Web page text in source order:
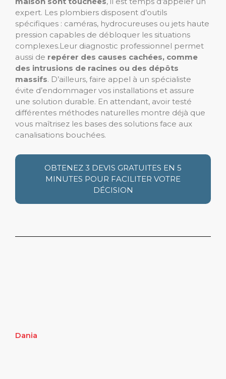
expert. Les plombiers disposent d’outils
spécifiques : caméras, hydrocureuses ou jets haute
pression capables de débloquer les situations
complexes.Leur diagnostic professionnel permet
aussi de repérer des causes cachées, comme
des intrusions de racines ou des dépôts
massifs. D’ailleurs, faire appel à un spécialiste
évite d’endommager vos installations et assure
une solution durable. En attendant, avoir testé
différentes méthodes naturelles montre déjà que
vous maîtrisez les bases des solutions face aux
canalisations bouchées.
OBTENEZ 3 DEVIS GRATUITES EN 5
MINUTES POUR FACILITER VOTRE
DÉCISION
Dania